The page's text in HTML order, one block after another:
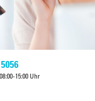
15:00 Uhr